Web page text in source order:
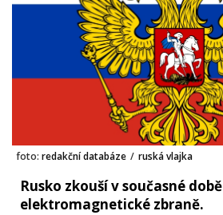
foto: redakční databáze / ruská vlajka
Rusko zkouší v současné době
elektromagnetické zbraně.